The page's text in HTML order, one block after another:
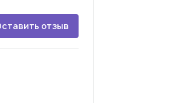
отзыв